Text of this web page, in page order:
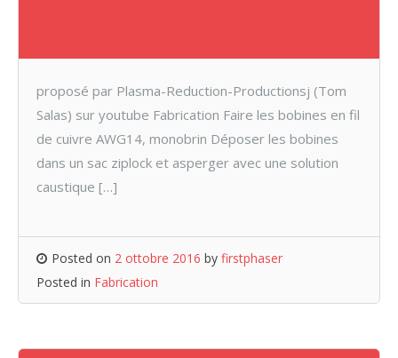
proposé par Plasma-Reduction-Productionsj (Tom
Salas) sur youtube Fabrication Faire les bobines en fil
de cuivre AWG14, monobrin Déposer les bobines
dans un sac ziplock et asperger avec une solution
caustique […]
Posted on 2 ottobre 2016 by firstphaser
Posted in Fabrication